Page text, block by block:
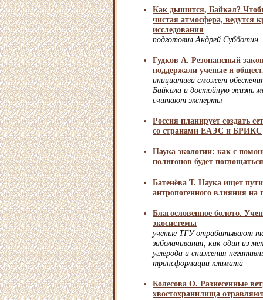
Как дышится, Байкал?
чистая атмосфера, ведутся
исследования
подготовил Андрей Субботин
Гудков А. Резонансный
поддержали ученые и
инициатива сможет
Байкала и достойную жизнь
считают эксперты
Россия планирует создать
со странами ЕАЭС и БРИКС
Наука экологии: как с
полигонов будет
Батенёва Т. Наука ищет
антропогенного влияния на
Благословенное болото.
экосистемы
ученые ТГУ отрабатывают
заболачивания, как один из
углерода и снижения
трансформации климата
Колесова О. Разнесенные
хвостохранилища